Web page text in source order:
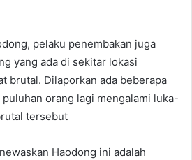
pelaku penembakan juga
yang ada di sekitar lokasi
brutal. Dilaporkan ada beberapa
orang lagi mengalami luka-
tersebut
Haodong ini adalah